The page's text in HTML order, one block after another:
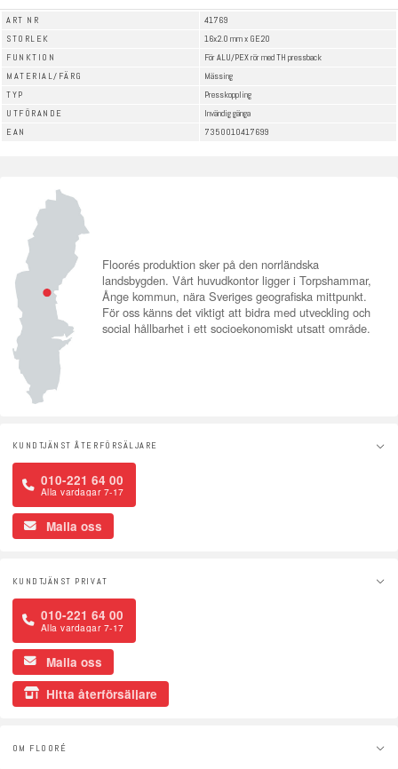
ART NR
41769
STORLEK
16x2.0 mm x GE20
FUNKTION
För ALU/PEX rör med TH pressback
MATERIAL/FÄRG
Mässing
TYP
Presskoppling
UTFÖRANDE
Invändig gänga
EAN
7350010417699
Floorés produktion sker på den norrländska
landsbygden. Vårt huvudkontor ligger i Torpshammar,
Ånge kommun, nära Sveriges geografiska mittpunkt.
För oss känns det viktigt att bidra med utveckling och
social hållbarhet i ett socioekonomiskt utsatt område.
KUNDTJÄNST ÅTERFÖRSÄLJARE
010-221 64 00
Alla vardagar 7-17
Maila oss
KUNDTJÄNST PRIVAT
010-221 64 00
Alla vardagar 7-17
Maila oss
Hitta återförsäljare
OM FLOORÉ